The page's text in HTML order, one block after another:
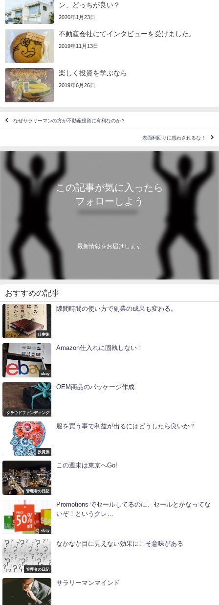
ン、どっちが良い？
2020年1月23日
不動産会社にてインタビューを受けました。
2019年11月13日
楽しく投資を学ぶなら
2019年6月26日
なぜサラリーマンの方が不動産投資に有利なのか？
表面利回りに惑わされるな！
この記事が気に入ったら
フォローしよう
最新情報をお届けします
おすすめの記事
仕事術
隙間時間の使い方で副業の成果も変わる。
ebay
Amazon仕入れに固執しない！
クラウドファンディング
OEM商品のパッケージ作成
投資脳
服を買う事で利益が出るにはどうしたら良いか？
管理者の日記
この週末は東京へGo!
ebay
Promotions でセールしてるのに、セールとかなってな
いぞ！というクレ…
管理者の日記
なかなか目に見えない効果にこそ意味がある
サラリーマンマインド